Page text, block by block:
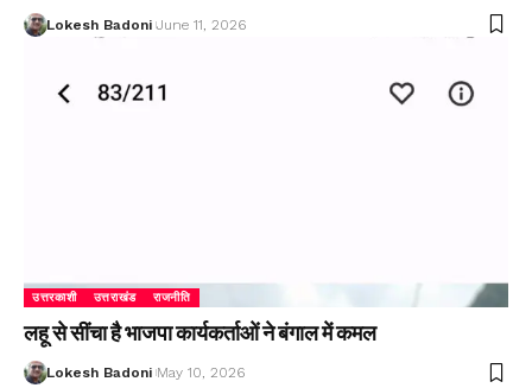
Lokesh Badoni June 11, 2026
उत्तरकाशी उत्तराखंड राजनीति
लहू से सींचा है भाजपा कार्यकर्ताओं ने बंगाल में कमल
Lokesh Badoni May 10, 2026